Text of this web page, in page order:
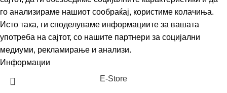
го анализираме нашиот сообраќај, користиме колачиња.
Исто така, ги споделуваме информациите за вашата
употреба на сајтот, со нашите партнери за социјални
медиуми, рекламирање и анализи.
Информации
Е-Store